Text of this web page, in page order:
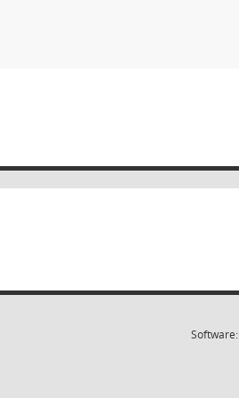
Software: